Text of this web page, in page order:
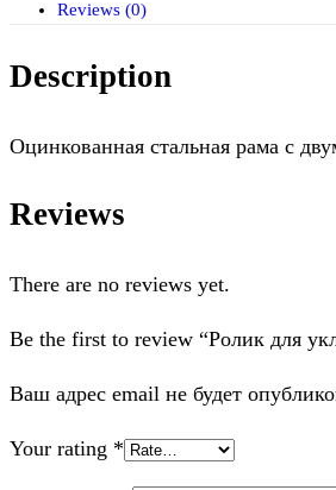
Reviews (0)
Description
Оцинкованная стальная рама с
Reviews
There are no reviews yet.
Be the first to review “Ролик для
Ваш адрес email не будет
Your rating *